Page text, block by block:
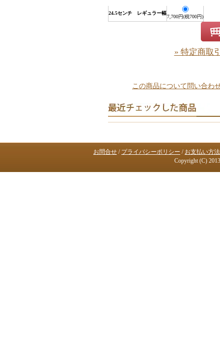
24.5センチ レギュラー幅
7,700円(税700円)
» 特定商取
この商品について問い合わ
お問合せ / プライバシーポリシー / お支払い方
Copyright (C)